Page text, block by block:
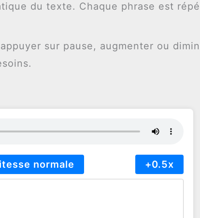
du texte. Chaque phrase est
sur pause, augmenter ou
normale +0.5x